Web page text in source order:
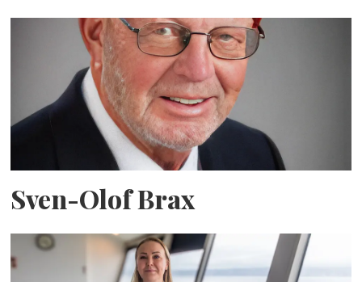
Sven-Olof Brax